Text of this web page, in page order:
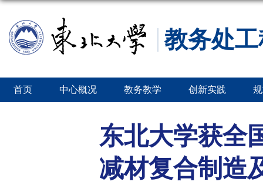
教务处
首页 中心概况 教务教学 创新实践
东北大学获
减材复合制造